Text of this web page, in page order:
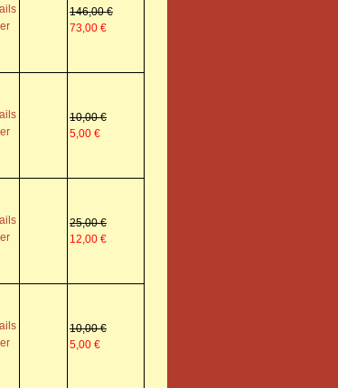
146,00 €
73,00 €
10,00 €
5,00 €
25,00 €
12,00 €
10,00 €
5,00 €